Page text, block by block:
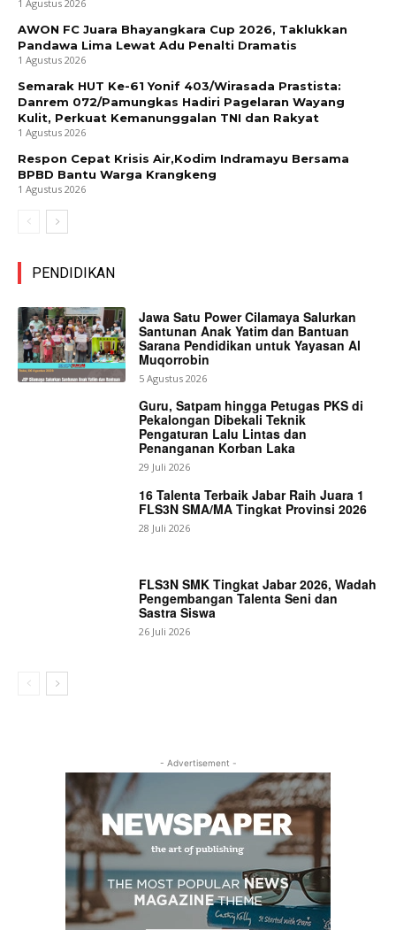
1 Agustus 2026
AWON FC Juara Bhayangkara Cup 2026, Taklukkan
Pandawa Lima Lewat Adu Penalti Dramatis
1 Agustus 2026
Semarak HUT Ke-61 Yonif 403/Wirasada Prastista:
Danrem 072/Pamungkas Hadiri Pagelaran Wayang
Kulit, Perkuat Kemanunggalan TNI dan Rakyat
1 Agustus 2026
Respon Cepat Krisis Air,Kodim Indramayu Bersama
BPBD Bantu Warga Krangkeng
1 Agustus 2026
PENDIDIKAN
Jawa Satu Power Cilamaya Salurkan
Santunan Anak Yatim dan Bantuan
Sarana Pendidikan untuk Yayasan Al
Muqorrobin
5 Agustus 2026
Guru, Satpam hingga Petugas PKS di
Pekalongan Dibekali Teknik
Pengaturan Lalu Lintas dan
Penanganan Korban Laka
29 Juli 2026
16 Talenta Terbaik Jabar Raih Juara 1
FLS3N SMA/MA Tingkat Provinsi 2026
28 Juli 2026
FLS3N SMK Tingkat Jabar 2026, Wadah
Pengembangan Talenta Seni dan
Sastra Siswa
26 Juli 2026
- Advertisement -